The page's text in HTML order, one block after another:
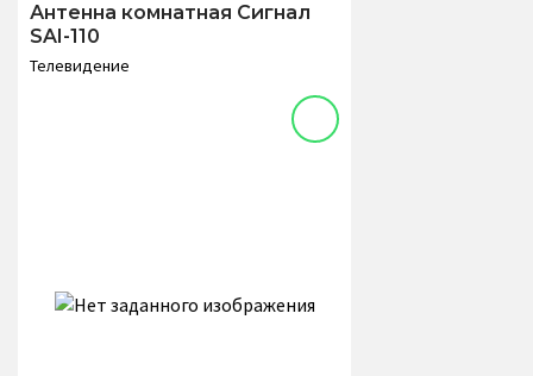
Антенна комнатная Сигнал
SAI-110
Телевидение